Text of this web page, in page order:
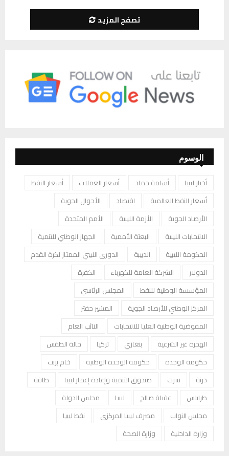
تصفح المزيد
الوسوم
أخبار ليبيا أسامة حماد أسعار العملات
أسعار النفط
أسعار النفط العالمية
اقتصاد
الأحوال الجوية
الأرصاد الجوية
الأزمة الليبية
الأمم المتحدة
الانتخابات الليبية
البعثة الأممية
الجهاز الوطني للتنمية
الحكومة الليبية
الدبيبة
الدوري الليبي الممتاز لكرة القدم
الدولار
الشركة العامة للكهرباء
الكفرة
المؤسسة الوطنية للنفط
المجلس الرئاسي
المركز الوطني للأرصاد الجوية
المشير حفتر
المفوضية الوطنية العليا للانتخابات
النائب العام
الهجرة غير الشرعية
بنغازي تركيا
حالة الطقس
حكومة الوحدة
حكومة الوحدة الوطنية
خام برنت
درنة
سرت صندوق التنمية وإعادة إعمار ليبيا
طاقة
طرابلس
عقيلة صالح ليبيا
مجلس الدولة
مجلس النواب
مصرف ليبيا المركزي
نفط ليبيا
وزارة الداخلية
وزارة الصحة